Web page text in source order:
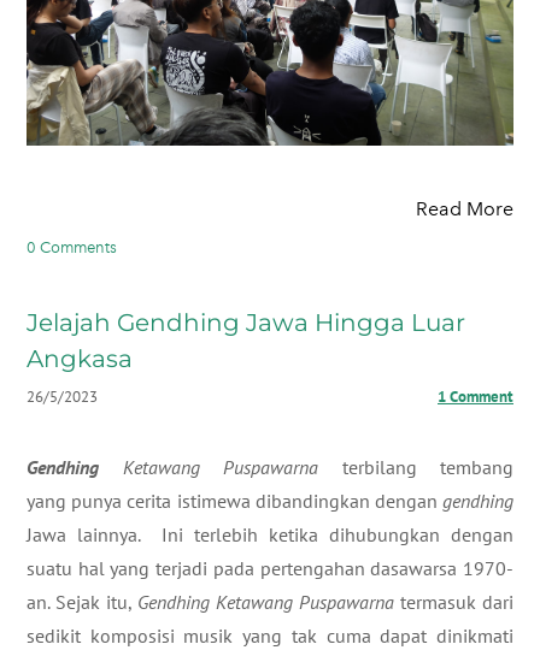
Read More
0 Comments
Jelajah Gendhing Jawa Hingga Luar
Angkasa
26/5/2023 1 Comment
Gendhing Ketawang Puspawarna terbilang tembang
yang punya cerita istimewa dibandingkan dengan gendhing
Jawa lainnya. Ini terlebih ketika dihubungkan dengan
suatu hal yang terjadi pada pertengahan dasawarsa 1970-
an. Sejak itu, Gendhing Ketawang Puspawarna termasuk dari
sedikit komposisi musik yang tak cuma dapat dinikmati